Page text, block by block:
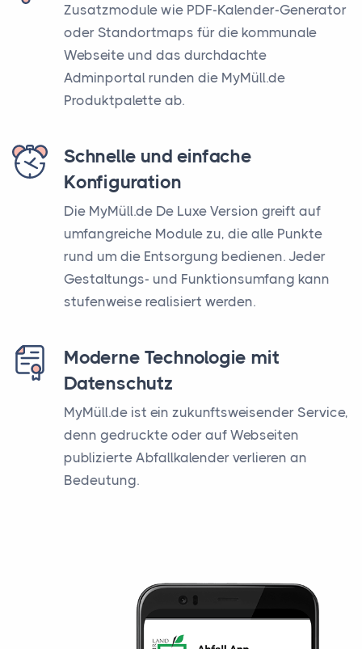
Zusatzmodule wie PDF-Kalender-Generator
oder Standortmaps für die kommunale
Webseite und das durchdachte
Adminportal runden die MyMüll.de
Produktpalette ab.
Schnelle und einfache
Konfiguration
Die MyMüll.de De Luxe Version greift auf
umfangreiche Module zu, die alle Punkte
rund um die Entsorgung bedienen. Jeder
Gestaltungs- und Funktionsumfang kann
stufenweise realisiert werden.
Moderne Technologie mit
Datenschutz
MyMüll.de ist ein zukunftsweisender Service,
denn gedruckte oder auf Webseiten
publizierte Abfallkalender verlieren an
Bedeutung.